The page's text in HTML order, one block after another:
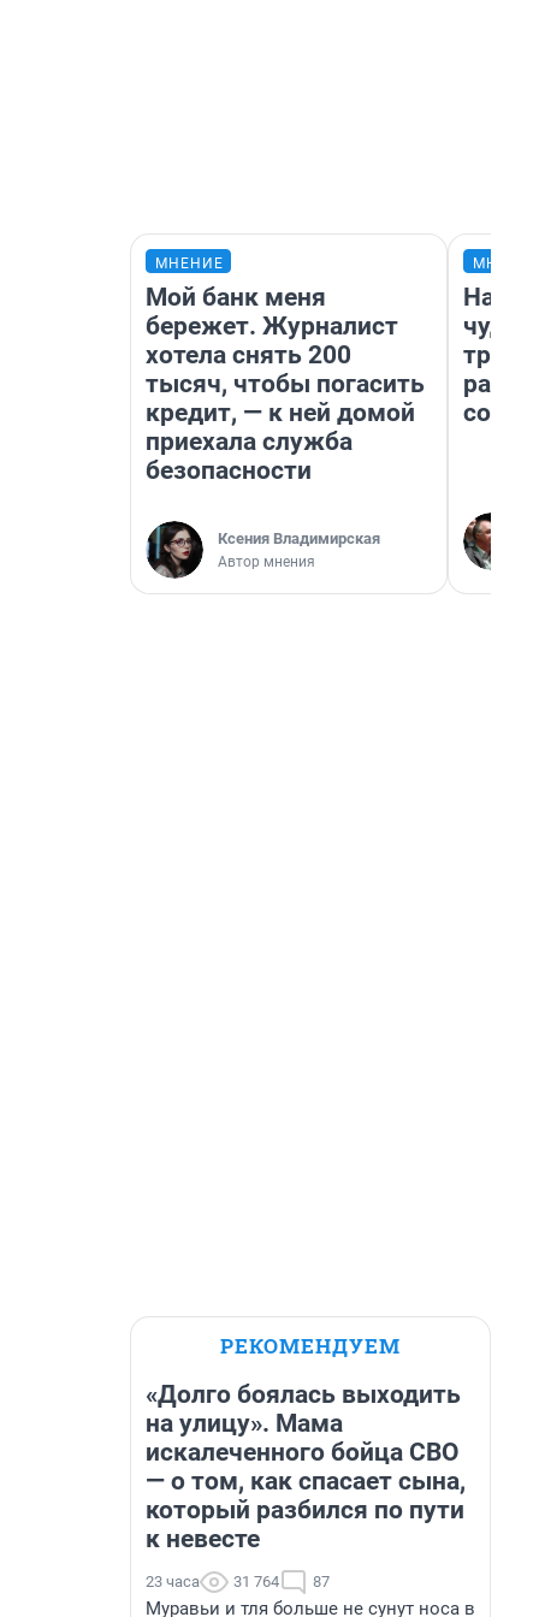
МНЕНИЕ
Мой банк меня
бережет. Журналист
хотела снять 200
тысяч, чтобы погасить
кредит, — к ней домой
приехала служба
безопасности
Ксения Владимирская
Автор мнения
РЕКОМЕНДУЕМ
«Долго боялась выходить
на улицу». Мама
искалеченного бойца СВО
— о том, как спасает сына,
который разбился по пути
к невесте
23 часа 31 764 87
Муравьи и тля больше не сунут носа в